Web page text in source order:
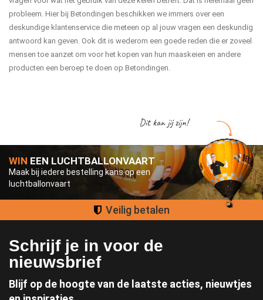
probleem. Hier bij Betondingen beschikken we immers over een
deskundige klantenservice die meteen op al jouw vragen een deskundig
antwoord kan geven. Ook dit is wederom een goede reden die er zoveel
mensen toe aanzet om voor het kopen van hun maaskeien en andere
producten een beroep te doen op Betondingen.
WIN EEN LUCHTBALLONVAART
Maak bij iedere bestelling kans op een
luchtballonvaart
Dit kan jij zijn!
Groot
Schrijf je in voor de
nieuwsbrief
Blijf op de hoogte van de laatste acties, nieuwtjes